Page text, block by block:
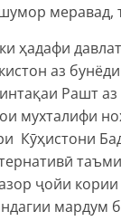
меравад,
ҳадафи
аз
Рашт аз
мухталифи
Кӯҳистони
ҷойи кории
мардум